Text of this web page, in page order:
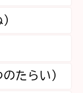
たらい）